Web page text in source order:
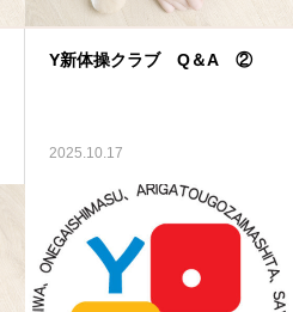
Y新体操クラブ Q＆A ②
2025.10.17